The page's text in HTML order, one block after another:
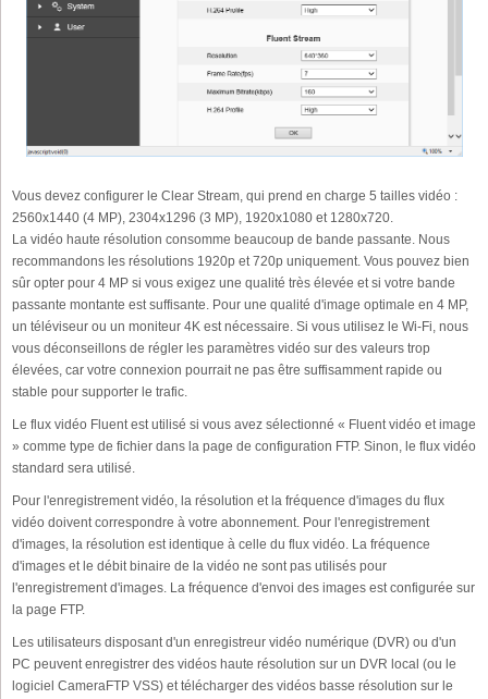
Vous devez configurer le Clear Stream, qui prend en charge 5 tailles vidéo :
2560x1440 (4 MP), 2304x1296 (3 MP), 1920x1080 et 1280x720.
La vidéo haute résolution consomme beaucoup de bande passante. Nous
recommandons les résolutions 1920p et 720p uniquement. Vous pouvez bien
sûr opter pour 4 MP si vous exigez une qualité très élevée et si votre bande
passante montante est suffisante. Pour une qualité d'image optimale en 4 MP,
un téléviseur ou un moniteur 4K est nécessaire. Si vous utilisez le Wi-Fi, nous
vous déconseillons de régler les paramètres vidéo sur des valeurs trop
élevées, car votre connexion pourrait ne pas être suffisamment rapide ou
stable pour supporter le trafic.
Le flux vidéo Fluent est utilisé si vous avez sélectionné « Fluent vidéo et image
» comme type de fichier dans la page de configuration FTP. Sinon, le flux vidéo
standard sera utilisé.
Pour l'enregistrement vidéo, la résolution et la fréquence d'images du flux
vidéo doivent correspondre à votre abonnement. Pour l'enregistrement
d'images, la résolution est identique à celle du flux vidéo. La fréquence
d'images et le débit binaire de la vidéo ne sont pas utilisés pour
l'enregistrement d'images. La fréquence d'envoi des images est configurée sur
la page FTP.
Les utilisateurs disposant d'un enregistreur vidéo numérique (DVR) ou d'un
PC peuvent enregistrer des vidéos haute résolution sur un DVR local (ou le
logiciel CameraFTP VSS) et télécharger des vidéos basse résolution sur le